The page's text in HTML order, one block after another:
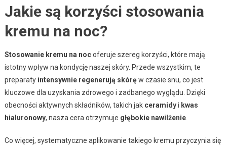
Jakie są korzyści stosowania
kremu na noc?
Stosowanie kremu na nocoferuje szereg korzyści, które mają
istotny wpływ na kondycję naszej skóry. Przede wszystkim, te
preparaty intensywnie regenerują skóręw czasie snu, co jest
kluczowe dla uzyskania zdrowego i zadbanego wyglądu. Dzięki
obecności aktywnych składników, takich jak ceramidyi kwas
hialuronowy, nasza cera otrzymuje głębokie nawilżenie.
Co więcej, systematyczne aplikowanie takiego kremu przyczynia się